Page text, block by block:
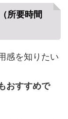
所要時間
感を知りたい
おすすめで